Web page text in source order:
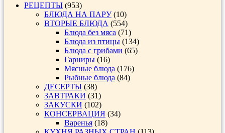
РЕЦЕПТЫ (953)
БЛЮДА НА ПАРУ(10)
ВТОРЫЕ БЛЮДА (554)
Блюда без мяса (71)
Блюда из птицы (134)
Блюда с грибами (65)
Гарниры (16)
Мясные блюда (176)
Рыбные блюда (84)
ДЕСЕРТЫ (38)
ЗАВТРАКИ (31)
ЗАКУСКИ (102)
КОНСЕРВАЦИЯ (34)
Варенья (18)